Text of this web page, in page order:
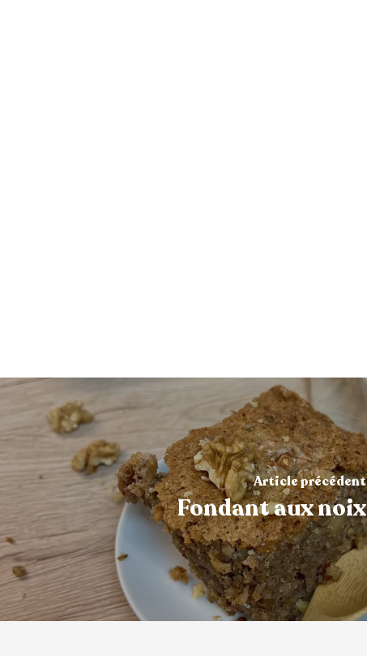
Article précédent
Fondant aux noix